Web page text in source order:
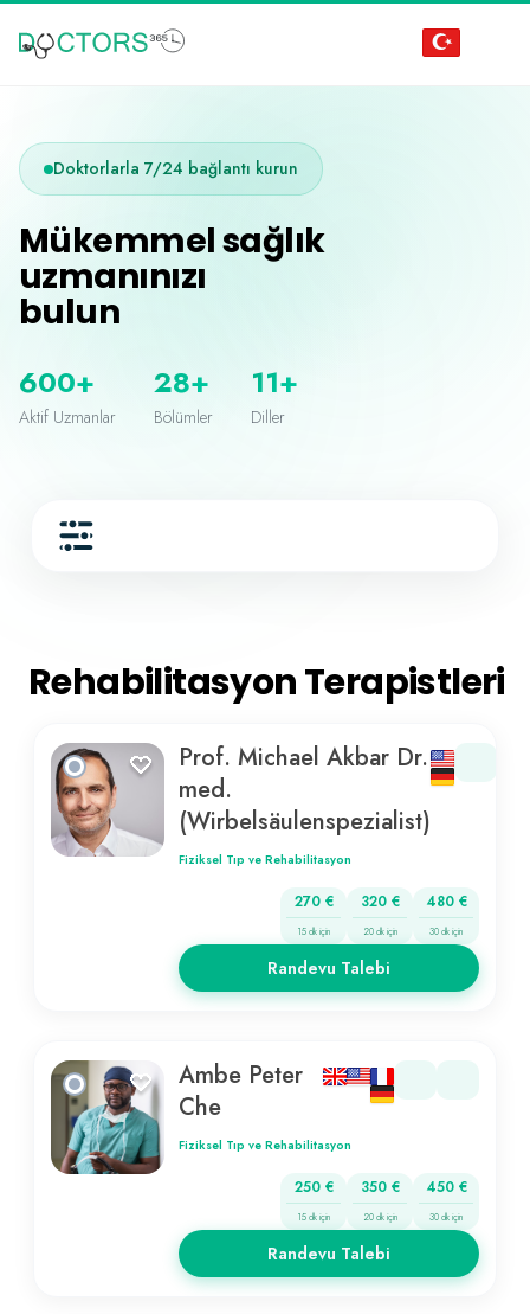
Doktorlarla 7/24 bağlantı kurun
Mükemmel sağlık
uzmanınızı
bulun
600+
Aktif Uzmanlar
28+
Bölümler
11+
Diller
Rehabilitasyon Terapistleri
Prof. Michael Akbar Dr.
med.
(Wirbelsäulenspezialist)
Fiziksel Tıp ve Rehabilitasyon
270 €
15 dk için
320 €
20 dk için
480 €
30 dk için
Randevu Talebi
Ambe Peter
Che
Fiziksel Tıp ve Rehabilitasyon
250 €
15 dk için
350 €
20 dk için
450 €
30 dk için
Randevu Talebi